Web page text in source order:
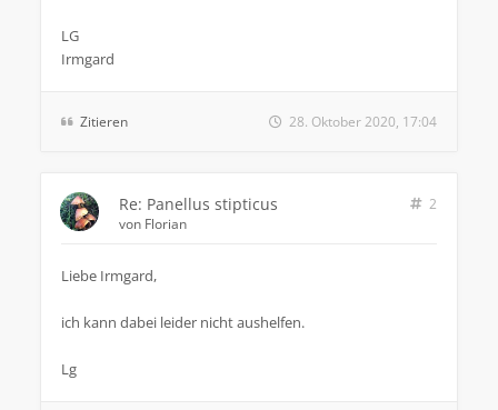
LG
Irmgard
Zitieren 28. Oktober 2020, 17:04
Re: Panellus stipticus
2
von Florian
Liebe Irmgard,
ich kann dabei leider nicht aushelfen.
Lg